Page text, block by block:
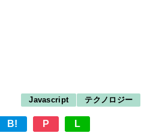
Javascript テクノロジー
B! P L